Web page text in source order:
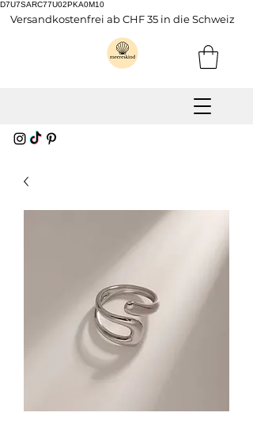
D7U7SARC77U02PKA0M10
Versandkostenfrei ab CHF 35 in die Schweiz